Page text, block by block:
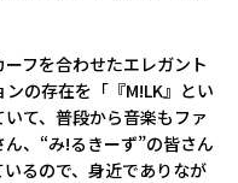
フを合わせたエレガント
の存在を「『M!LK』とい
て、普段から音楽もファ
、“み!るきーず”の皆さん
るので、身近でありなが